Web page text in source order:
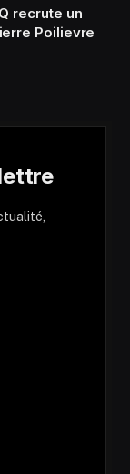
recrute un
Poilievre